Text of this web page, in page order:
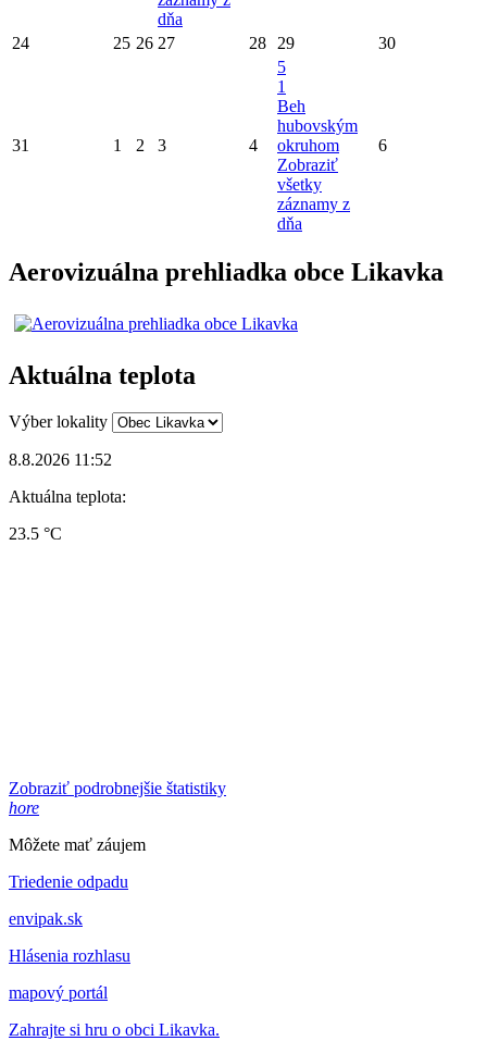
dňa
24 25 26 27 28 29 30
31 1 2 3 4
5
1
Beh
hubovským
okruhom
Zobraziť
všetky
záznamy z
dňa
6
Aerovizuálna prehliadka obce Likavka
Aktuálna teplota
Výber lokality
8.8.2026 11:52
Aktuálna teplota:
23.5 °C
Zobraziť podrobnejšie štatistiky
hore
Môžete mať záujem
Triedenie odpadu
envipak.sk
Hlásenia rozhlasu
mapový portál
Zahrajte si hru o obci Likavka.